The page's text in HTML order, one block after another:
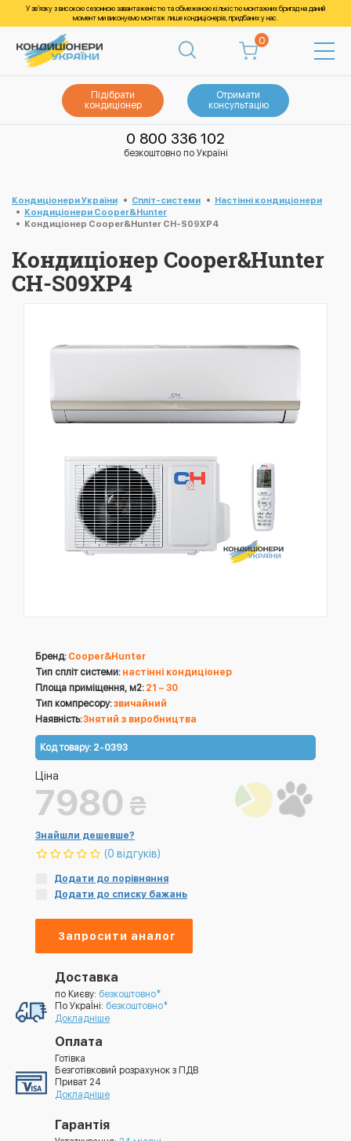
У зв’язку з високою сезонною завантаженістю та обмеженою кількістю монтажних бригад на даний
момент ми виконуємо монтаж лише кондиціонерів, придбаних у нас.
0
Підібрати
кондиціонер
Отримати
консультацію
0 800 336 102
безкоштовно по Україні
Кондиціонери України Спліт-системи
Настінні кондиціонери
Кондиціонери Cooper&Hunter
Кондиціонер Cooper&Hunter CH-S09XP4
Кондиціонер Cooper&Hunter
CH-S09XP4
Бренд: Cooper&Hunter
Тип спліт системи: настінні кондиціонер
Площа приміщення, м2: 21 – 30
Тип компресору:звичайний
Наявність:Знятий з виробництва
Код товару: 2-0393
Ціна
7980 ₴
Знайшли дешевше?
(0 відгуків)
Додати до порівняння
Додати до списку бажань
Запросити аналог
Доставка
по Києву: безкоштовно*
По УкраЇні: безкоштовно*
Докладніше
Оплата
Готівка
Безготівковий розрахунок з ПДВ
Приват 24
Докладніше
Гарантія